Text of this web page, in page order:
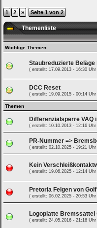
1 2 » Seite 1 von 2
Themenliste
Wichtige Themen
Staubreduzierte
( erstellt: 17.09.2013 - 16:30 Uhr
DCC Reset
( erstellt: 19.09.2015 - 00:14 Uhr
Themen
Differenzialsperre VAQ
( erstellt: 10.10.2013 - 12:16 Uhr
PR-Nummer =>
( erstellt: 02.10.2025 - 19:21 Uhr
Kein
( erstellt: 19.06.2025 - 12:14 Uhr
Pretoria Felgen von
( erstellt: 06.02.2025 - 20:53 Uhr
Logoplatte Bremssattel
( erstellt: 24.05.2016 - 21:16 Uhr